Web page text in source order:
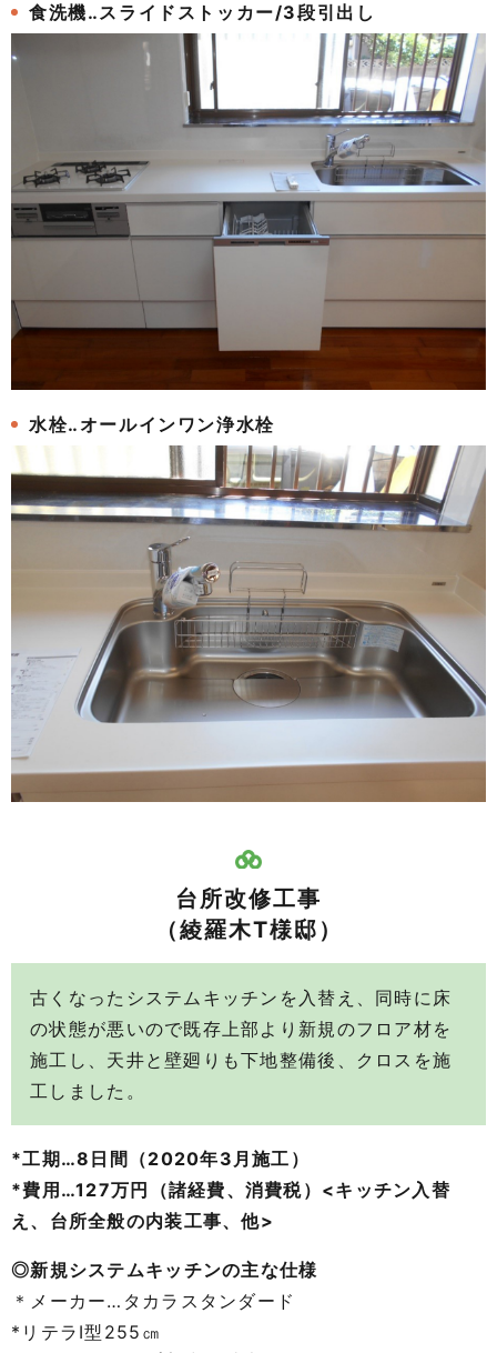
食洗機‥スライドストッカー/3段引出し
水栓‥オールインワン浄水栓
台所改修工事
（綾羅木T様邸）
古くなったシステムキッチンを入替え、同時に床
の状態が悪いので既存上部より新規のフロア材を
施工し、天井と壁廻りも下地整備後、クロスを施
工しました。
*工期…8日間（2020年3月施工）
*費用…127万円（諸経費、消費税）<キッチン入替
え、台所全般の内装工事、他>
◎新規システムキッチンの主な仕様
＊メーカー…タカラスタンダード
*リテラI型255㎝